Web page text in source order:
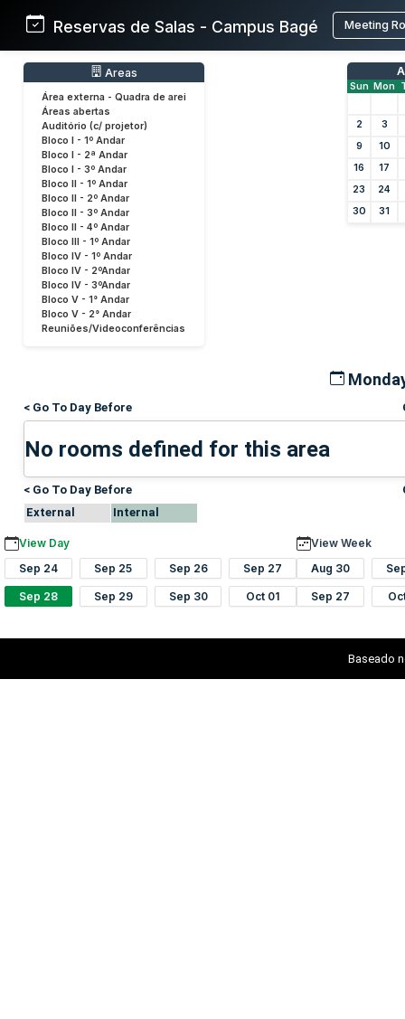
Reservas de Salas - Campus Bagé Meeting
Areas
Área externa - Quadra de arei
Áreas abertas
Auditório (c/ projetor)
Bloco I - 1º Andar
Bloco I - 2ª Andar
Bloco I - 3º Andar
Bloco II - 1º Andar
Bloco II - 2º Andar
Bloco II - 3º Andar
Bloco II - 4º Andar
Bloco III - 1º Andar
Bloco IV - 1º Andar
Bloco IV - 2ºAndar
Bloco IV - 3ºAndar
Bloco V - 1° Andar
Bloco V - 2° Andar
Reuniões/Videoconferências
Sun Mon
2
3
9
10
16
17
23
24
30
31
< Go To Day Before
No rooms defined for this area
< Go To Day Before
External
Internal
View Day
Sep 24
Sep 25 Sep 26 Sep 27
Sep 28 Sep 29 Sep 30 Oct 01
View Week
Aug 30
Sep 27
Baseado